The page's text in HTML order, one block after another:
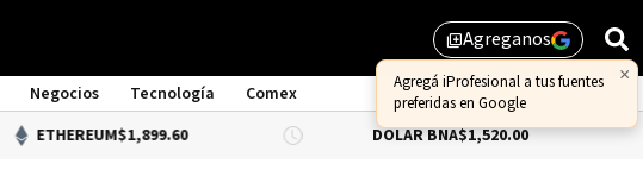
library_addAgreganos
×
Agregá iProfesional a tus fuentes
preferidas en Google
Negocios Tecnología
Comex
ETHEREUM$1,899.60 DÓLAR BNA$1,520.00